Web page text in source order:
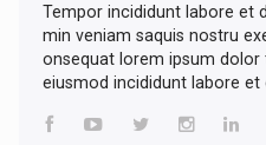
Tempor incididunt labore et
min veniam saquis nostru
onsequat lorem ipsum
eiusmod incididunt labore et